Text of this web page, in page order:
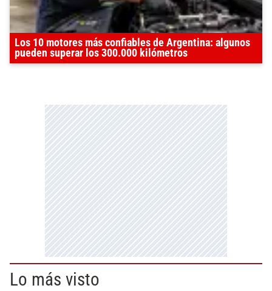
Los 10 motores más confiables de Argentina: algunos
pueden superar los 300.000 kilómetros
Lo más visto